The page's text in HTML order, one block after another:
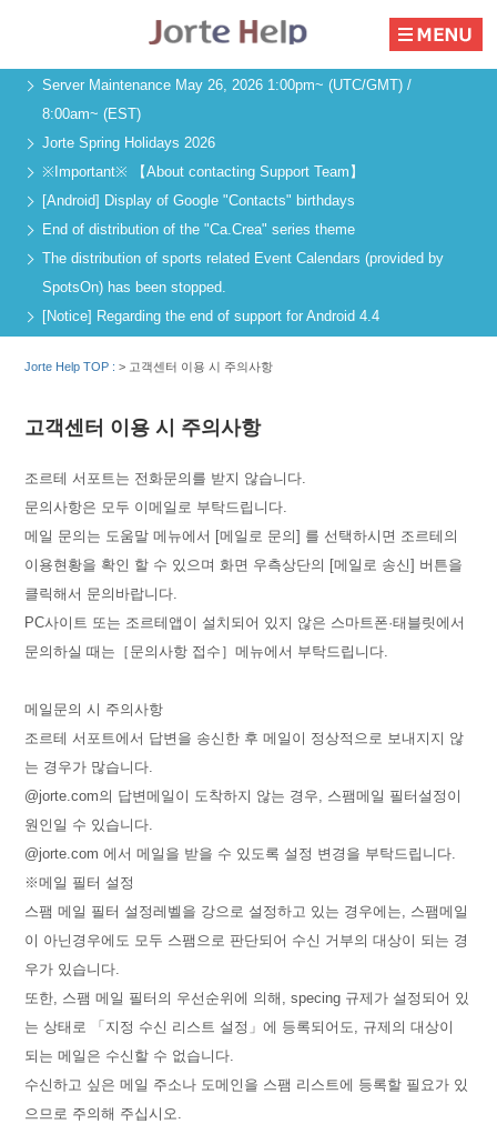
Server Maintenance May 26, 2026 1:00pm~ (UTC/GMT) /
8:00am~ (EST)
Jorte Spring Holidays 2026
※Important※ 【About contacting Support Team】
[Android] Display of Google "Contacts" birthdays
End of distribution of the "Ca.Crea" series theme
The distribution of sports related Event Calendars (provided by
SpotsOn) has been stopped.
[Notice] Regarding the end of support for Android 4.4
Jorte Help TOP :> 고객센터 이용 시 주의사항
고객센터 이용 시 주의사항
조르테 서포트는 전화문의를 받지 않습니다.
문의사항은 모두 이메일로 부탁드립니다.
메일 문의는 도움말 메뉴에서 [메일로 문의] 를 선택하시면 조르테의
이용현황을 확인 할 수 있으며 화면 우측상단의 [메일로 송신] 버튼을
클릭해서 문의바랍니다.
PC사이트 또는 조르테앱이 설치되어 있지 않은 스마트폰·태블릿에서
문의하실 때는［문의사항 접수］메뉴에서 부탁드립니다.
메일문의 시 주의사항
조르테 서포트에서 답변을 송신한 후 메일이 정상적으로 보내지지 않
는 경우가 많습니다.
@jorte.com의 답변메일이 도착하지 않는 경우, 스팸메일 필터설정이
원인일 수 있습니다.
@jorte.com 에서 메일을 받을 수 있도록 설정 변경을 부탁드립니다.
※메일 필터 설정
스팸 메일 필터 설정레벨을 강으로 설정하고 있는 경우에는, 스팸메일
이 아닌경우에도 모두 스팸으로 판단되어 수신 거부의 대상이 되는 경
우가 있습니다.
또한, 스팸 메일 필터의 우선순위에 의해, specing 규제가 설정되어 있
는 상태로 「지정 수신 리스트 설정」에 등록되어도, 규제의 대상이
되는 메일은 수신할 수 없습니다.
수신하고 싶은 메일 주소나 도메인을 스팸 리스트에 등록할 필요가 있
으므로 주의해 주십시오.